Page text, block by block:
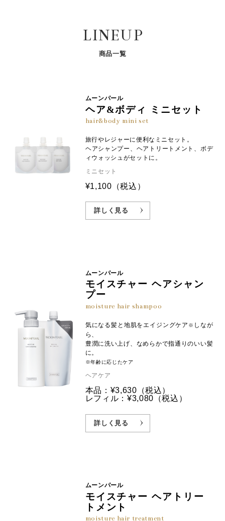
マグノリアやローズを中心とした華やかで上品なフ
ローラルの香りが、優雅なバスタイムを演出しま
子）をサポートしてうるおいを
パールリペアエッセンス
N
※2
オリジナル成分
不要な皮脂にアプローチして、
頭皮をすこやかに保ちます。
ドロキシエチルサルコシン、香料、加水分解コンキオリ
ン、カチオン化加水分解コンキオリン-２、オオバナサル
スベリ葉エキス、クレアチン、グリチルリチン酸２Ｋ、
カルボン酸ビスエトキシジグリコール、塩化Ｎａ、クエ
ン酸、ココイルグルタミン酸ＴＥＡ、硫酸Ｎａ、サリチ
ル酸、エチドロン酸、ＥＤＴＡ-３Ｎａ、リン酸、エタノ
LINEUP
商品一覧
ムーンパール
ヘア&ボディ ミニセット
hair&body mini set
旅行やレジャーに便利なミニセット。
ヘアシャンプー、ヘアトリートメント、ボデ
ィウォッシュがセットに。
ミニセット
¥1,100 （税込）
詳しく見る
ムーンパール
モイスチャー ヘアシャン
プー
moisture hair shampoo
気になる髪と地肌をエイジングケア ※ しなが
ら、
豊潤に洗い上げ、なめらかで指通りのいい髪
に。
※年齢に応じたケア
ヘアケア
本品：¥3,630 （税込）
レフィル：¥3,080 （税込）
詳しく見る
ムーンパール
モイスチャー ヘアトリー
トメント
moisture hair treatment